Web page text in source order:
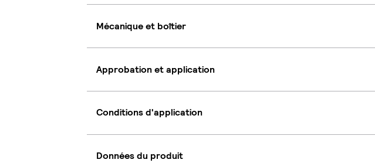
Mécanique et boîtier
Approbation et application
Conditions d'application
Données du produit